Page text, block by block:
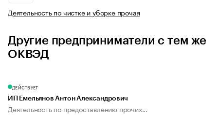
Деятельность по чистке и уборке прочая
Другие предприниматели с тем же
ОКВЭД
ДЕЙСТВУЕТ
ИП Емельянов Антон Александрович
Деятельность по предоставлению прочих...